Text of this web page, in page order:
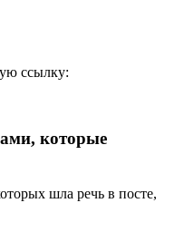
ссылку:
которые
шла речь в посте,